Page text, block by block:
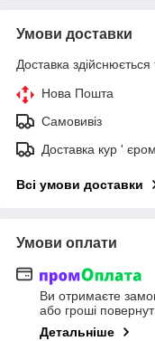
Умови доставки
Доставка здійснюється
Нова Пошта
Самовивіз
Доставка кур '
Всі умови доставки
Умови оплати
Ви отримаєте
або гроші
Детальніше